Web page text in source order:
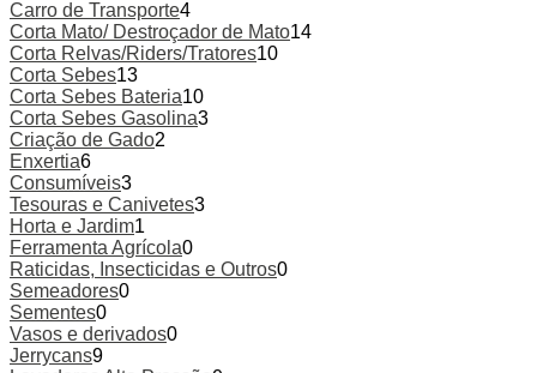
Carro de Transporte4
Corta Mato/ Destroçador de Mato14
Corta Relvas/Riders/Tratores10
Corta Sebes13
Corta Sebes Bateria10
Corta Sebes Gasolina3
Criação de Gado2
Enxertia6
Consumíveis3
Tesouras e Canivetes3
Horta e Jardim1
Ferramenta Agrícola0
Raticidas, Insecticidas e Outros0
Semeadores0
Sementes0
Vasos e derivados0
Jerrycans9